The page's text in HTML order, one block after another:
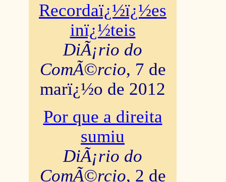
Recordaï¿½ï¿½es
inï¿½teis
DiÃ¡rio do
ComÃ©rcio, 7 de
marï¿½o de 2012
Por que a direita
sumiu
DiÃ¡rio do
ComÃ©rcio, 2 de